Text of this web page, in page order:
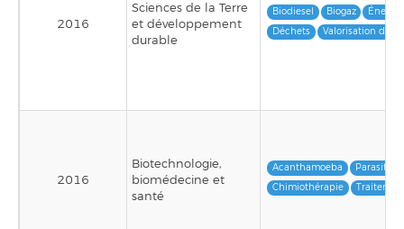
2016
Sciences de la Terre
et développement
durable
Biodiesel Biogaz
Déchets
Valorisation des
2016
Biotechnologie,
biomédecine et
santé
Acanthamoeba
Chimiothérapie